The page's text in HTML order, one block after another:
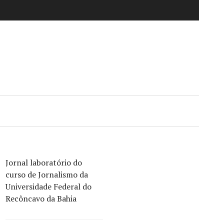
Jornal laboratório do
curso de Jornalismo da
Universidade Federal do
Recôncavo da Bahia